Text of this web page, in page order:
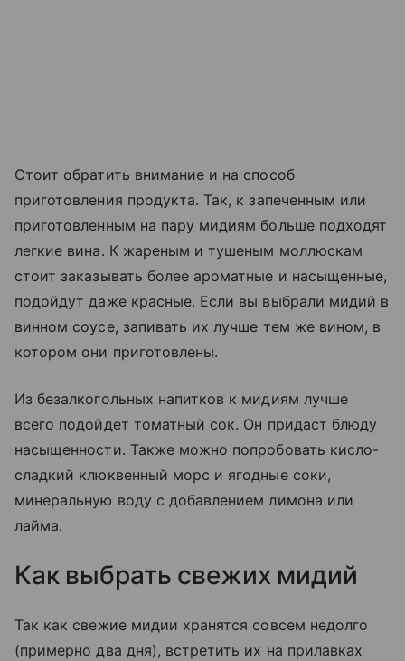
Стоит обратить внимание и на способ
приготовления продукта. Так, к запеченным или
приготовленным на пару мидиям больше подходят
легкие вина. К жареным и тушеным моллюскам
стоит заказывать более ароматные и насыщенные,
подойдут даже красные. Если вы выбрали мидий в
винном соусе, запивать их лучше тем же вином, в
котором они приготовлены.
Из безалкогольных напитков к мидиям лучше
всего подойдет томатный сок. Он придаст блюду
насыщенности. Также можно попробовать кисло-
сладкий клюквенный морс и ягодные соки,
минеральную воду с добавлением лимона или
лайма.
Как выбрать свежих мидий
Так как свежие мидии хранятся совсем недолго
(примерно два дня), встретить их на прилавках